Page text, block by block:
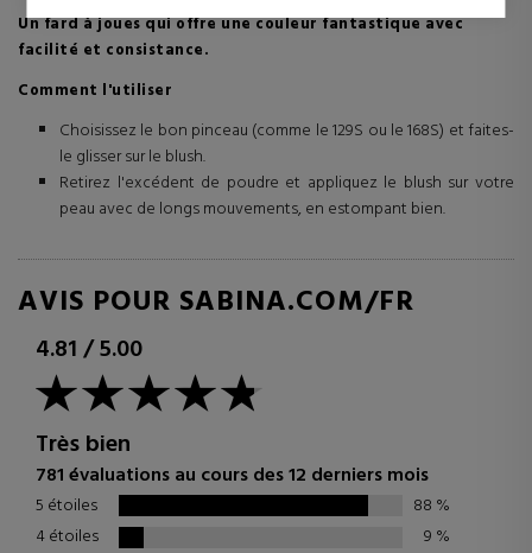
tiers.
Un fard à joues qui offre une couleur fantastique avec
facilité et consistance.
Comment l'utiliser
Choisissez le bon pinceau (comme le 129S ou le 168S) et faites-
le glisser sur le blush.
Retirez l'excédent de poudre et appliquez le blush sur votre
peau avec de longs mouvements, en estompant bien.
AVIS POUR SABINA.COM/FR
4.81/5.00
Très bien
781 évaluations au cours des 12 derniers mois
5 étoiles 88 %
4 étoiles
9 %